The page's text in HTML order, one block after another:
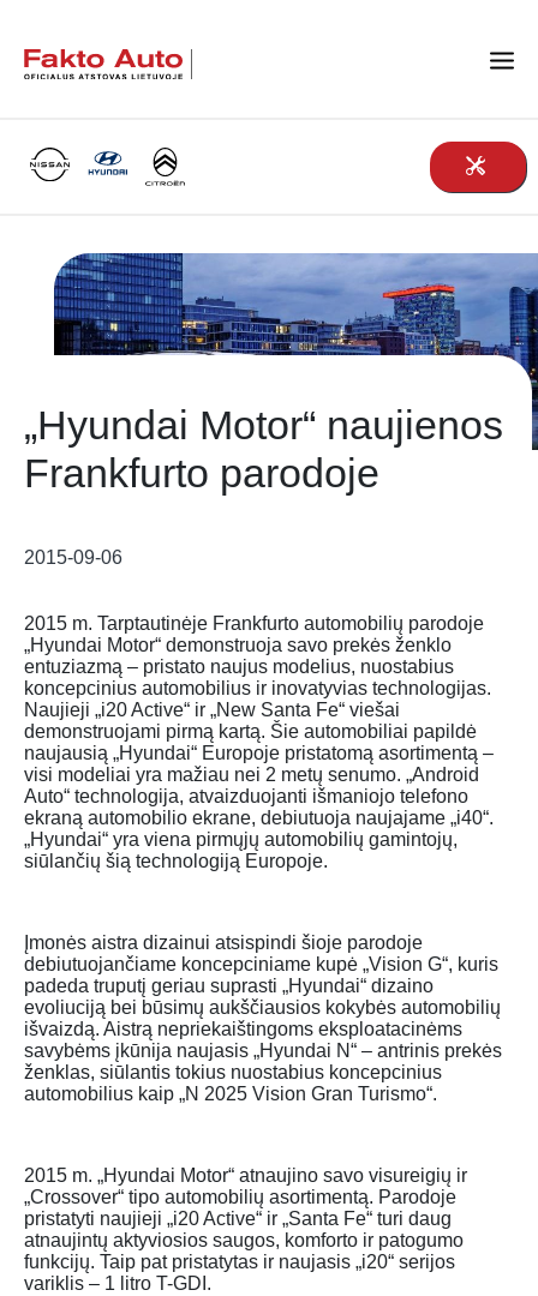
Main Navigation
„Hyundai Motor“ naujienos
Frankfurto parodoje
2015-09-06
2015 m. Tarptautinėje Frankfurto automobilių parodoje
„Hyundai Motor“ demonstruoja savo prekės ženklo
entuziazmą – pristato naujus modelius, nuostabius
koncepcinius automobilius ir inovatyvias technologijas.
Naujieji „i20 Active“ ir „New Santa Fe“ viešai
demonstruojami pirmą kartą. Šie automobiliai papildė
naujausią „Hyundai“ Europoje pristatomą asortimentą –
visi modeliai yra mažiau nei 2 metų senumo. „Android
Auto“ technologija, atvaizduojanti išmaniojo telefono
ekraną automobilio ekrane, debiutuoja naujajame „i40“.
„Hyundai“ yra viena pirmųjų automobilių gamintojų,
siūlančių šią technologiją Europoje.
Įmonės aistra dizainui atsispindi šioje parodoje
debiutuojančiame koncepciniame kupė „Vision G“, kuris
padeda truputį geriau suprasti „Hyundai“ dizaino
evoliuciją bei būsimų aukščiausios kokybės automobilių
išvaizdą. Aistrą nepriekaištingoms eksploatacinėms
savybėms įkūnija naujasis „Hyundai N“ – antrinis prekės
ženklas, siūlantis tokius nuostabius koncepcinius
automobilius kaip „N 2025 Vision Gran Turismo“.
2015 m. „Hyundai Motor“ atnaujino savo visureigių ir
„Crossover“ tipo automobilių asortimentą. Parodoje
pristatyti naujieji „i20 Active“ ir „Santa Fe“ turi daug
atnaujintų aktyviosios saugos, komforto ir patogumo
funkcijų. Taip pat pristatytas ir naujasis „i20“ serijos
variklis – 1 litro T-GDI.